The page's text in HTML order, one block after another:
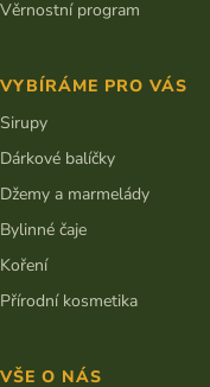
Věrnostní program
VYBÍRÁME PRO VÁS
Sirupy
Dárkové balíčky
Džemy a marmelády
Bylinné čaje
Koření
Přírodní kosmetika
VŠE O NÁS